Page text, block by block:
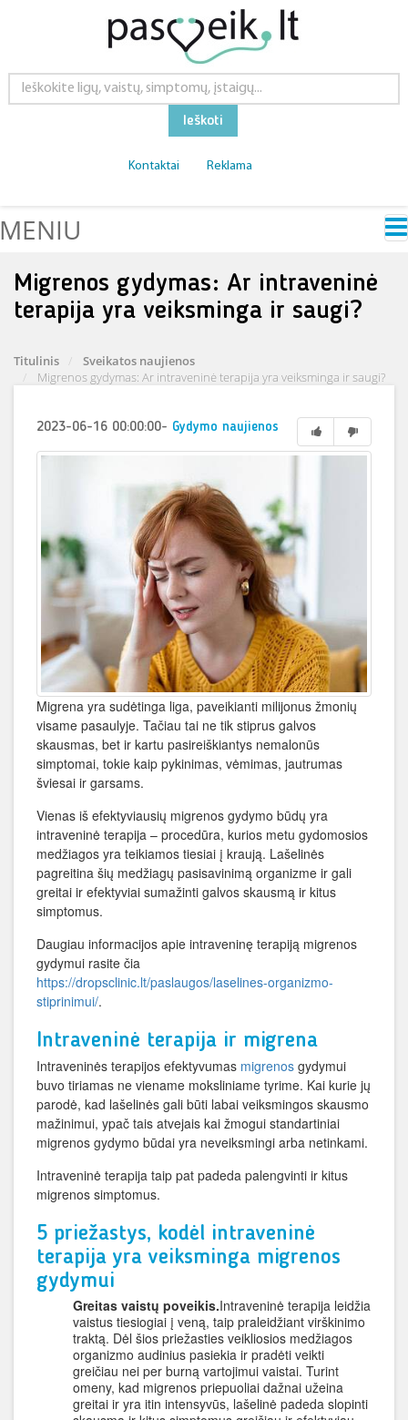
Ieškoti
Kontaktai Reklama
MENIU
Migrenos gydymas: Ar intraveninė
terapija yra veiksminga ir saugi?
Titulinis
Sveikatos naujienos
Migrenos gydymas: Ar intraveninė terapija yra veiksminga ir saugi?
2023-06-16 00:00:00- Gydymo naujienos
Migrena yra sudėtinga liga, paveikianti milijonus žmonių
visame pasaulyje. Tačiau tai ne tik stiprus galvos
skausmas, bet ir kartu pasireiškiantys nemalonūs
simptomai, tokie kaip pykinimas, vėmimas, jautrumas
šviesai ir garsams.
Vienas iš efektyviausių migrenos gydymo būdų yra
intraveninė terapija – procedūra, kurios metu gydomosios
medžiagos yra teikiamos tiesiai į kraują. Lašelinės
pagreitina šių medžiagų pasisavinimą organizme ir gali
greitai ir efektyviai sumažinti galvos skausmą ir kitus
simptomus.
Daugiau informacijos apie intraveninę terapiją migrenos
gydymui rasite čia
https://dropsclinic.lt/paslaugos/laselines-organizmo-
stiprinimui/.
Intraveninė terapija ir migrena
Intraveninės terapijos efektyvumas migrenos gydymui
buvo tiriamas ne viename moksliniame tyrime. Kai kurie jų
parodė, kad lašelinės gali būti labai veiksmingos skausmo
mažinimui, ypač tais atvejais kai žmogui standartiniai
migrenos gydymo būdai yra neveiksmingi arba netinkami.
Intraveninė terapija taip pat padeda palengvinti ir kitus
migrenos simptomus.
5 priežastys, kodėl intraveninė
terapija yra veiksminga migrenos
gydymui
Greitas vaistų poveikis.Intraveninė terapija leidžia
vaistus tiesiogiai į veną, taip praleidžiant virškinimo
traktą. Dėl šios priežasties veikliosios medžiagos
organizmo audinius pasiekia ir pradėti veikti
greičiau nei per burną vartojimui vaistai. Turint
omeny, kad migrenos priepuoliai dažnai užeina
greitai ir yra itin intensyvūs, lašelinė padeda slopinti